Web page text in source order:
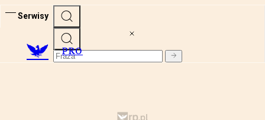
Serwisy
PRO